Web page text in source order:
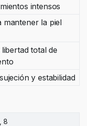
intensos
mantener la piel
total de
y estabilidad
8